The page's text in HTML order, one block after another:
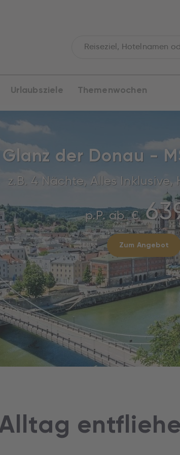
Urlaubsziele Themenwochen
der Donau -
z.B. 4 Nächte, Alles
p.P. ab €
Zum Angebot